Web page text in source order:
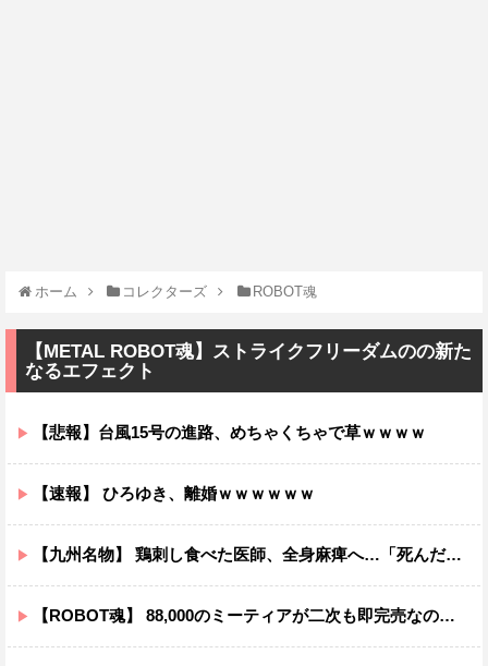
ホーム コレクターズ ROBOT魂
【METAL ROBOT魂】ストライクフリーダムのの新た
なるエフェクト
【悲報】台風15号の進路、めちゃくちゃで草ｗｗｗｗ
【速報】 ひろゆき、離婚ｗｗｗｗｗｗ
【九州名物】 鶏刺し食べた医師、全身麻痺へ…「死んだほうが良い」
【ROBOT魂】 88,000のミーティアが二次も即完売なの大人気すぎる…